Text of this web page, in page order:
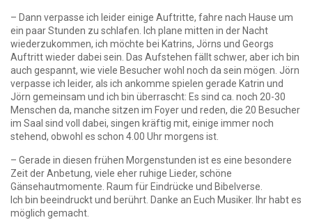
– Dann verpasse ich leider einige Auftritte, fahre nach Hause um
ein paar Stunden zu schlafen. Ich plane mitten in der Nacht
wiederzukommen, ich möchte bei Katrins, Jörns und Georgs
Auftritt wieder dabei sein. Das Aufstehen fällt schwer, aber ich bin
auch gespannt, wie viele Besucher wohl noch da sein mögen. Jörn
verpasse ich leider, als ich ankomme spielen gerade Katrin und
Jörn gemeinsam und ich bin überrascht: Es sind ca. noch 20-30
Menschen da, manche sitzen im Foyer und reden, die 20 Besucher
im Saal sind voll dabei, singen kräftig mit, einige immer noch
stehend, obwohl es schon 4.00 Uhr morgens ist.
– Gerade in diesen frühen Morgenstunden ist es eine besondere
Zeit der Anbetung, viele eher ruhige Lieder, schöne
Gänsehautmomente. Raum für Eindrücke und Bibelverse.
Ich bin beeindruckt und berührt. Danke an Euch Musiker. Ihr habt es
möglich gemacht.